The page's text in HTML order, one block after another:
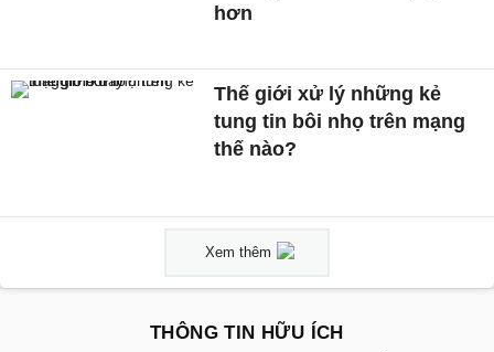
hơn
Thế giới xử lý những kẻ
tung tin bôi nhọ trên mạng
thế nào?
Xem thêm
THÔNG TIN HỮU ÍCH